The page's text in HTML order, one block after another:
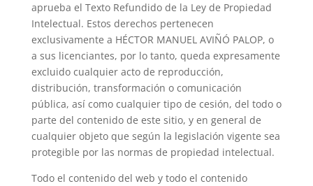
aprueba el Texto Refundido de la Ley de Propiedad
Intelectual. Estos derechos pertenecen
exclusivamente a HÉCTOR MANUEL AVIÑÓ PALOP, o
a sus licenciantes, por lo tanto, queda expresamente
excluido cualquier acto de reproducción,
distribución, transformación o comunicación
pública, así como cualquier tipo de cesión, del todo o
parte del contenido de este sitio, y en general de
cualquier objeto que según la legislación vigente sea
protegible por las normas de propiedad intelectual.
Todo el contenido del web y todo el contenido